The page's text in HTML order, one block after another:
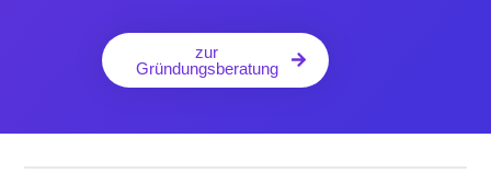
zur
Gründungsberatung